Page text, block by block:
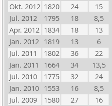
Okt. 2012 1820 24
15
Jul. 2012
1795 18
8,5
Apr. 2012 1834 18
13
Jan. 2012 1819 13
6
Jul. 2011
1802 36
22
Jan. 2011
1664 34
13,5
Jul. 2010
1775 32
24
Jan. 2010 1553 16
8,5
Jul. 2009
1580 27
16